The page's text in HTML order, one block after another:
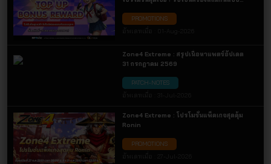
PROMOTIONS
Zone4 Extreme : สรุปเนื้อหาแพตช์อัปเดต
31 กรกฎาคม 2569
PATCH-NOTES
Zone4 Extreme : โปรโมชั่นแพ็คเกจสุดคุ้ม
Ronin
PROMOTIONS